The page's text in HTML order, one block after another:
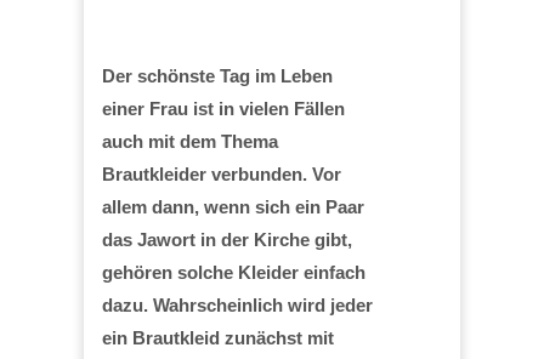
Der schönste Tag im Leben
einer Frau ist in vielen Fällen
auch mit dem Thema
Brautkleider verbunden. Vor
allem dann, wenn sich ein Paar
das Jawort in der Kirche gibt,
gehören solche Kleider einfach
dazu. Wahrscheinlich wird jeder
ein Brautkleid zunächst mit